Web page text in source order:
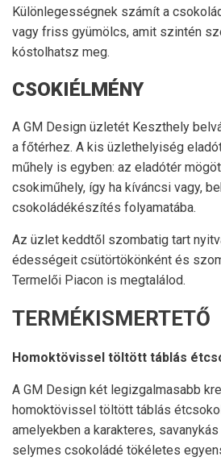
Különlegességnek számít a
vagy friss gyümölcs, amit szintén
kóstolhatsz meg.
CSOKIÉLMÉNY
A GM Design üzletét Keszthely
a főtérhez. A kis üzlethelyiség
műhely is egyben: az eladótér
csokiműhely, így ha kíváncsi vagy,
csokoládékészítés folyamatába.
Az üzlet keddtől szombatig tart
édességeit csütörtökönként és
Termelői Piacon is megtalálod.
TERMÉKISMERTETŐ
Homoktövissel töltött táblás
A GM Design két legizgalmasabb
homoktövissel töltött táblás
amelyekben a karakteres,
selymes csokoládé tökéletes